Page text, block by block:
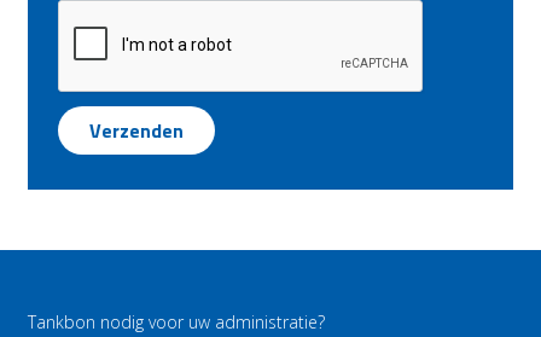
Tankbon nodig voor uw administratie?